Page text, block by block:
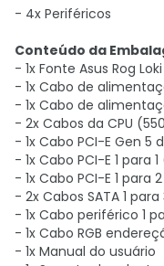
- 4x Periféricos
Conteúdo da
- 1x Fonte Asus Rog
- 1x Cabo de
- 1x Cabo de
- 2x Cabos da CPU
- 1x Cabo PCI-E Gen 5
- 1x Cabo PCI-E 1 para
- 1x Cabo PCI-E 1 para
- 2x Cabos SATA 1
- 1x Cabo periférico 1
- 1x Cabo RGB
- 1x Manual do usuário